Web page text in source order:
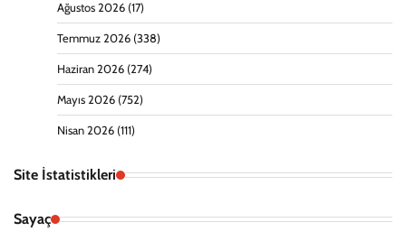
Ağustos 2026 (17)
Temmuz 2026 (338)
Haziran 2026 (274)
Mayıs 2026 (752)
Nisan 2026 (111)
Site İstatistikleri
Sayaç